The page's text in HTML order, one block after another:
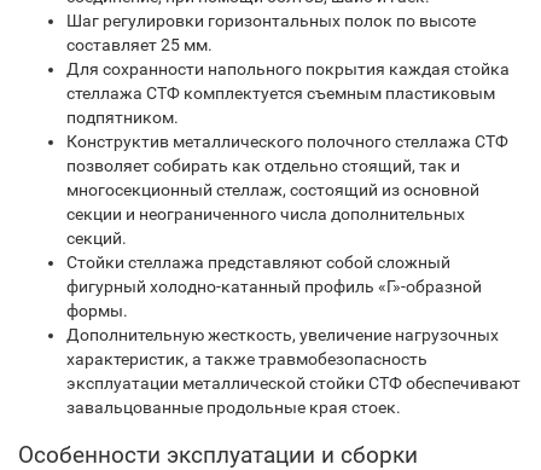
Шаг регулировки горизонтальных полок по высоте
составляет 25 мм.
Для сохранности напольного покрытия каждая стойка
стеллажа СТФ комплектуется съемным пластиковым
подпятником.
Конструктив металлического полочного стеллажа СТФ
позволяет собирать как отдельно стоящий, так и
многосекционный стеллаж, состоящий из основной
секции и неограниченного числа дополнительных
секций.
Стойки стеллажа представляют собой сложный
фигурный холодно-катанный профиль «Г»-образной
формы.
Дополнительную жесткость, увеличение нагрузочных
характеристик, а также травмобезопасность
эксплуатации металлической стойки СТФ обеспечивают
завальцованные продольные края стоек.
Особенности эксплуатации и сборки